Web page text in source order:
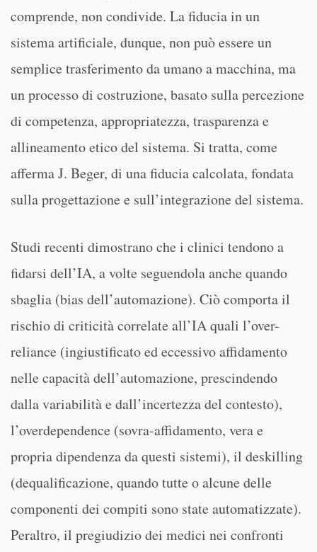
comprende, non condivide. La fiducia in un
sistema artificiale, dunque, non può essere un
semplice trasferimento da umano a macchina, ma
un processo di costruzione, basato sulla percezione
di competenza, appropriatezza, trasparenza e
allineamento etico del sistema. Si tratta, come
afferma J. Beger, di una fiducia calcolata, fondata
sulla progettazione e sull’integrazione del sistema.
Studi recenti dimostrano che i clinici tendono a
fidarsi dell’IA, a volte seguendola anche quando
sbaglia (bias dell’automazione). Ciò comporta il
rischio di criticità correlate all’IA quali l’over-
reliance (ingiustificato ed eccessivo affidamento
nelle capacità dell’automazione, prescindendo
dalla variabilità e dall’incertezza del contesto),
l’overdependence (sovra-affidamento, vera e
propria dipendenza da questi sistemi), il deskilling
(dequalificazione, quando tutte o alcune delle
componenti dei compiti sono state automatizzate).
Peraltro, il pregiudizio dei medici nei confronti